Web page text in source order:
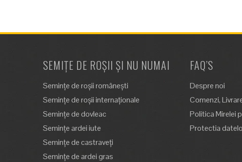
SEMIȚE DE ROȘII ȘI NU NUMAI
Semințe de roșii românești
Semințe de roșii internaționale
Semințe de dovleac
Semințe ardei iute
Semințe de castraveți
Semințe de ardei gras
FAQ’S
Despre noi
Comenzi,
Politica Mirelei
Protectia